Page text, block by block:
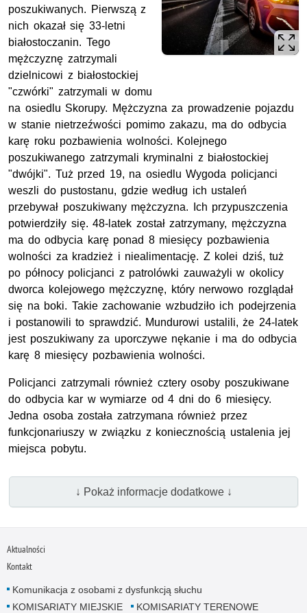
poszukiwanych. Pierwszą z
nich okazał się 33-letni
białostoczanin. Tego
mężczyznę zatrzymali
dzielnicowi z białostockiej
"czwórki" zatrzymali w domu
na osiedlu Skorupy. Mężczyzna za prowadzenie pojazdu
w stanie nietrzeźwości pomimo zakazu, ma do odbycia
karę roku pozbawienia wolności. Kolejnego
poszukiwanego zatrzymali kryminalni z białostockiej
"dwójki". Tuż przed 19, na osiedlu Wygoda policjanci
weszli do pustostanu, gdzie według ich ustaleń
przebywał poszukiwany mężczyzna. Ich przypuszczenia
potwierdziły się. 48-latek został zatrzymany, mężczyzna
ma do odbycia karę ponad 8 miesięcy pozbawienia
wolności za kradzież i niealimentację. Z kolei dziś, tuż
po północy policjanci z patrolówki zauważyli w okolicy
dworca kolejowego mężczyznę, który nerwowo rozglądał
się na boki. Takie zachowanie wzbudziło ich podejrzenia
i postanowili to sprawdzić. Mundurowi ustalili, że 24-latek
jest poszukiwany za uporczywe nękanie i ma do odbycia
karę 8 miesięcy pozbawienia wolności.
Policjanci zatrzymali również cztery osoby poszukiwane
do odbycia kar w wymiarze od 4 dni do 6 miesięcy.
Jedna osoba została zatrzymana również przez
funkcjonariuszy w związku z koniecznością ustalenia jej
miejsca pobytu.
↓ Pokaż informacje dodatkowe ↓
Aktualności
Kontakt
Komunikacja z osobami z dysfunkcją słuchu
KOMISARIATY MIEJSKIE
KOMISARIATY TERENOWE